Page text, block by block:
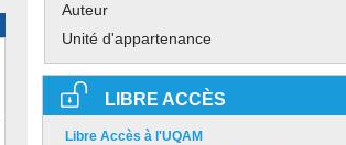
Auteur
Unité d'appartenance
LIBRE ACCÈS
Libre Accès à l'UQAM